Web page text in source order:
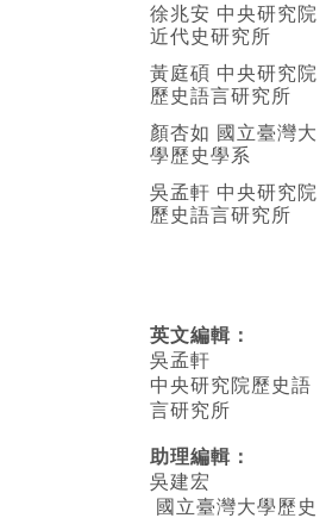
徐兆安 中央研究院
近代史研究所
黃庭碩 中央研究院
歷史語言研究所
顏杏如 國立臺灣大
學歷史學系
吳孟軒 中央研究院
歷史語言研究所
英文編輯 ：
吳孟軒
中央研究院歷史語
言研究所
助理編輯：
吳建宏
國立臺灣大學歷史